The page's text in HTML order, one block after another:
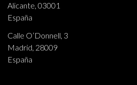
Alicante, 03001
España
Calle O’Donnell, 3
Madrid, 28009
España